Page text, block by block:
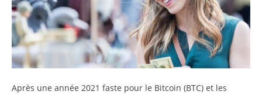
Après une année 2021 faste pour le Bitcoin (BTC) et les